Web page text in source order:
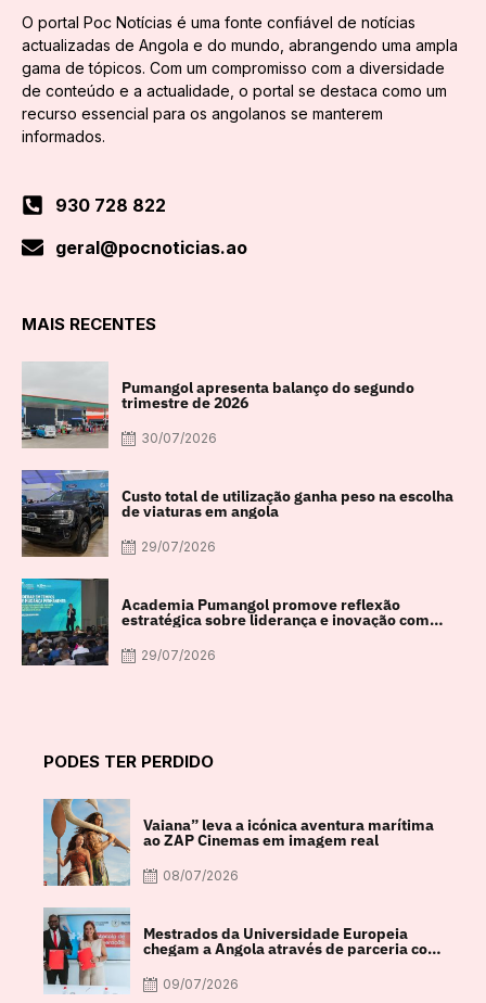
O portal Poc Notícias é uma fonte confiável de notícias
actualizadas de Angola e do mundo, abrangendo uma ampla
gama de tópicos. Com um compromisso com a diversidade
de conteúdo e a actualidade, o portal se destaca como um
recurso essencial para os angolanos se manterem
informados.
930 728 822
geral@pocnoticias.ao
MAIS RECENTES
Pumangol apresenta balanço do segundo
trimestre de 2026
30/07/2026
Custo total de utilização ganha peso na escolha
de viaturas em angola
29/07/2026
Academia Pumangol promove reflexão
estratégica sobre liderança e inovação com
especialista internacional Nadim Habib
29/07/2026
PODES TER PERDIDO
Vaiana” leva a icónica aventura marítima
ao ZAP Cinemas em imagem real
08/07/2026
Mestrados da Universidade Europeia
chegam a Angola através de parceria com
a FACUL
09/07/2026